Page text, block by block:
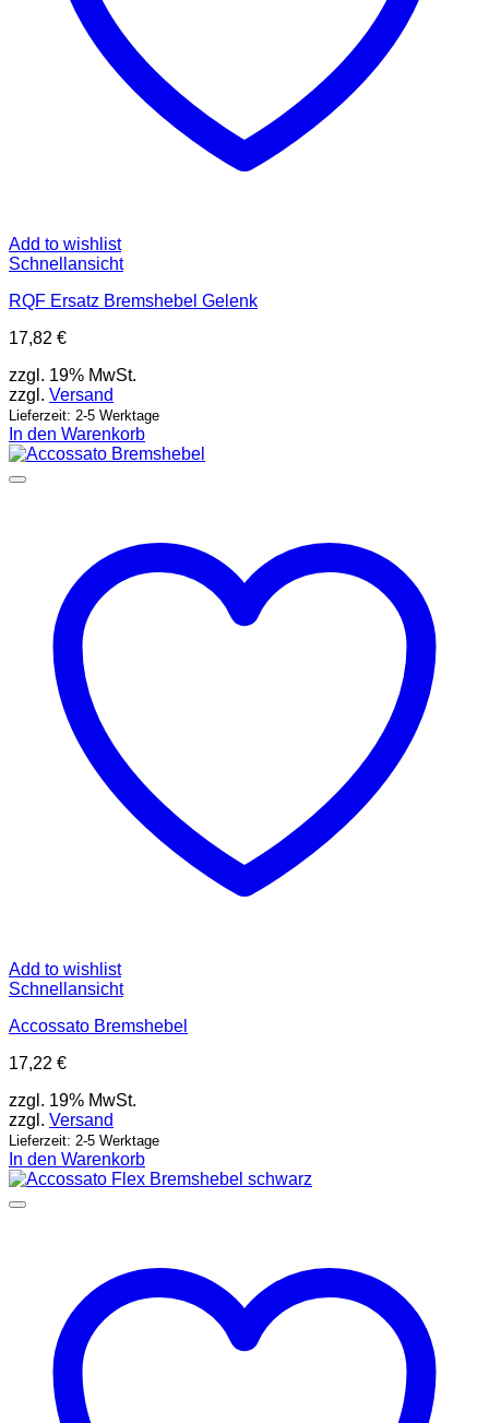
Add to wishlist
Schnellansicht
RQF Ersatz Bremshebel Gelenk
17,82 €
zzgl. 19% MwSt.
zzgl. Versand
Lieferzeit: 2-5 Werktage
In den Warenkorb
Add to wishlist
Schnellansicht
Accossato Bremshebel
17,22 €
zzgl. 19% MwSt.
zzgl. Versand
Lieferzeit: 2-5 Werktage
In den Warenkorb